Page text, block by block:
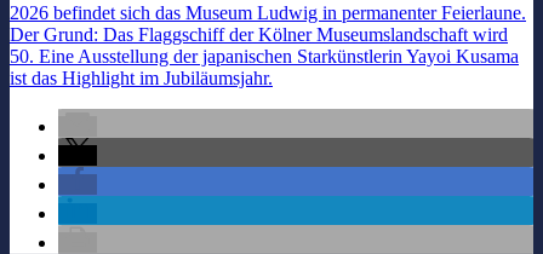
2026 befindet sich das Museum Ludwig in permanenter Feierlaune.
Der Grund: Das Flaggschiff der Kölner Museumslandschaft wird
50. Eine Ausstellung der japanischen Starkünstlerin Yayoi Kusama
ist das Highlight im Jubiläumsjahr.